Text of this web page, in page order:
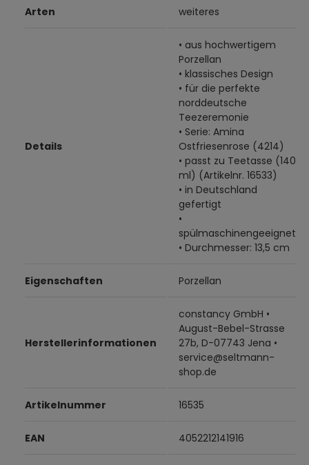
Arten weiteres
Details
• aus hochwertigem
Porzellan
• klassisches Design
• für die perfekte
norddeutsche
Teezeremonie
• Serie: Amina
Ostfriesenrose (4214)
• passt zu Teetasse (140
ml) (Artikelnr. 16533)
• in Deutschland
gefertigt
•
spülmaschinengeeignet
• Durchmesser: 13,5 cm
Eigenschaften Porzellan
Herstellerinformationen
constancy GmbH •
August-Bebel-Strasse
27b, D-07743 Jena •
service@seltmann-
shop.de
Artikelnummer 16535
EAN 4052212141916